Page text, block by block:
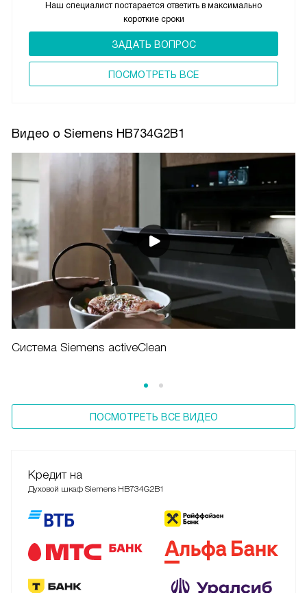
Наш специалист постарается ответить в максимально
короткие сроки
ЗАДАТЬ ВОПРОС
ПОCМОТРЕТЬ ВСЕ
Видео о Siemens HB734G2B1
Система Siemens activeClean
ПОСМОТРЕТЬ ВСЕ ВИДЕО
Кредит на
Духовой шкаф Siemens HB734G2B1